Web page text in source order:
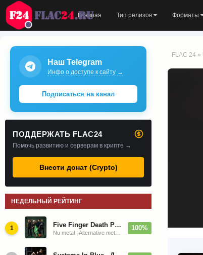
Главная Тип релизов Форматы
FLAC 24 »
Наш Telegram
Инфо о доступе к сайту →
Подписаться на канал
ПОДДЕРЖАТЬ FLAC24
Помочь развитию и серверам в крипте →
Внести донат (Crypto)
НЕДЕЛЬНЫЙ РЕЙТИНГ
1 Five Finger Death Punch - Дискография (2008-2026) 100%